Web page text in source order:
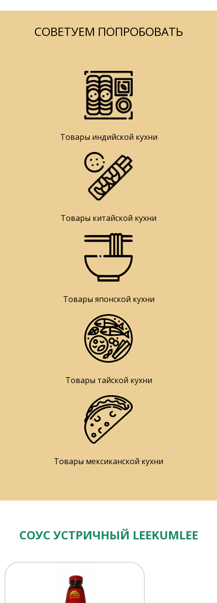
СОВЕТУЕМ ПОПРОБОВАТЬ
Товары индийской кухни
Товары китайской кухни
Товары японской кухни
Товары тайской кухни
Товары мексиканской кухни
СОУС УСТРИЧНЫЙ LEEKUMLEE